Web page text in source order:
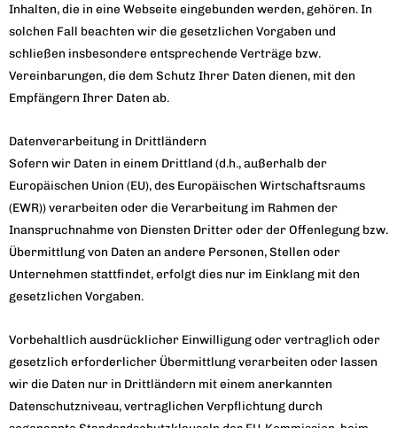
Inhalten, die in eine Webseite eingebunden werden, gehören. In
solchen Fall beachten wir die gesetzlichen Vorgaben und
schließen insbesondere entsprechende Verträge bzw.
Vereinbarungen, die dem Schutz Ihrer Daten dienen, mit den
Empfängern Ihrer Daten ab.
Datenverarbeitung in Drittländern
Sofern wir Daten in einem Drittland (d.h., außerhalb der
Europäischen Union (EU), des Europäischen Wirtschaftsraums
(EWR)) verarbeiten oder die Verarbeitung im Rahmen der
Inanspruchnahme von Diensten Dritter oder der Offenlegung bzw.
Übermittlung von Daten an andere Personen, Stellen oder
Unternehmen stattfindet, erfolgt dies nur im Einklang mit den
gesetzlichen Vorgaben.
Vorbehaltlich ausdrücklicher Einwilligung oder vertraglich oder
gesetzlich erforderlicher Übermittlung verarbeiten oder lassen
wir die Daten nur in Drittländern mit einem anerkannten
Datenschutzniveau, vertraglichen Verpflichtung durch